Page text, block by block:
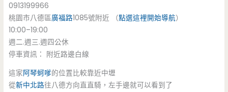
0913199966
桃園市八德區廣福路1085號附近 （點選這裡開始導航）
10:00–19:00
週二.週三.週四公休
停車資訊： 附近路邊白線
這家阿琴蚵嗲的位置比較靠近中壢
從新中北路往八德方向直直騎，左手邊就可以看到了